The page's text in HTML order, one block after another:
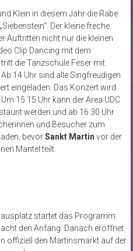
Klein in diesem Jahr die Rabe
Der kleine freche
Auftritten nicht nur die kleinen
Clip Dancing mit dem
die Tanzschule Feser mit
14 Uhr sind alle Singfreudigen
eingeladen. Das Konzert wird
15.15 Uhr kann der Area UDC
werden und ab 16.30 Uhr
und Besucher zum
bevorSankt Martin vor der
Mantel teilt.
startet das Programm
den Anfang. Danach eröffnet
offiziell den Martinsmarkt auf der